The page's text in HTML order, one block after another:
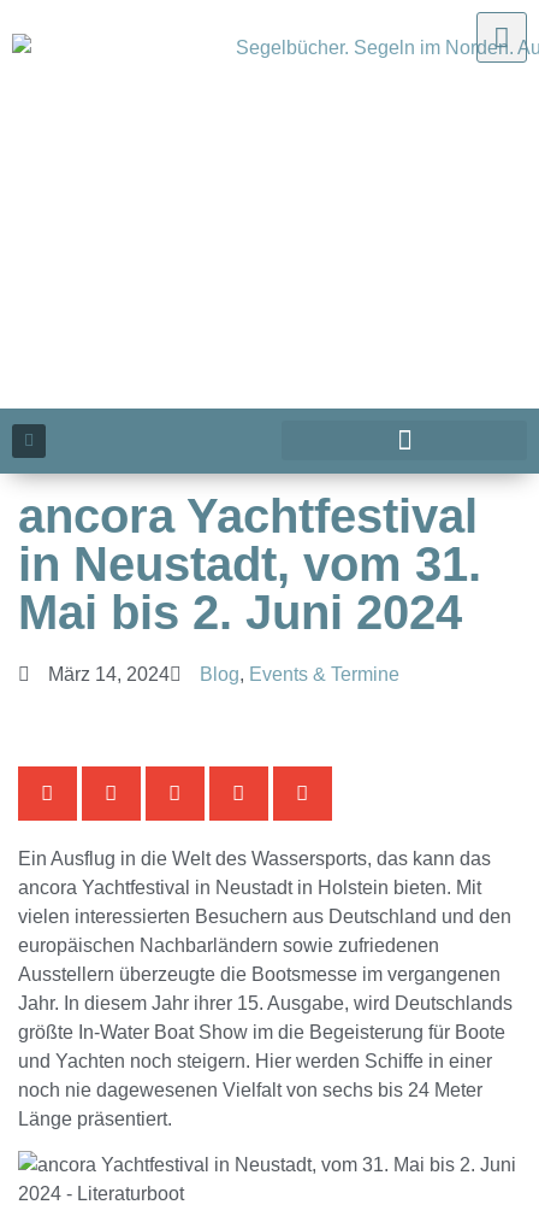
ancora Yachtfestival
in Neustadt, vom 31.
Mai bis 2. Juni 2024
März 14, 2024 Blog, Events & Termine
Ein Ausflug in die Welt des Wassersports, das kann das
ancora Yachtfestival in Neustadt in Holstein bieten. Mit
vielen interessierten Besuchern aus Deutschland und den
europäischen Nachbarländern sowie zufriedenen
Ausstellern überzeugte die Bootsmesse im vergangenen
Jahr. In diesem Jahr ihrer 15. Ausgabe, wird Deutschlands
größte In-Water Boat Show im die Begeisterung für Boote
und Yachten noch steigern. Hier werden Schiffe in einer
noch nie dagewesenen Vielfalt von sechs bis 24 Meter
Länge präsentiert.